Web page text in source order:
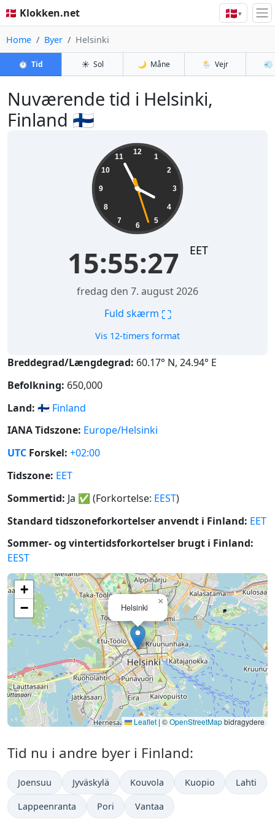
🇩🇰 Klokken.net 🇩🇰▾
Home Byer Helsinki
⏱️ Tid ☀️ Sol 🌙 Måne 🌦️ Vejr 💨
Nuværende tid i Helsinki,
Finland 🇫🇮
12
1
2
3
4
5
6
7
8
9
10
11
15:55:27 EET
fredag den 7. august 2026
Fuld skærm ⛶
Vis 12-timers format
Breddegrad/Længdegrad: 60.17° N, 24.94° E
Befolkning: 650,000
Land: 🇫🇮 Finland
IANA Tidszone: Europe/Helsinki
UTC Forskel: +02:00
Tidszone: EET
Sommertid: Ja ✅ (Forkortelse: EEST)
Standard tidszoneforkortelser anvendt i Finland: EET
Sommer- og vintertidsforkortelser brugt i Finland:
EEST
Helsinki
×
+
−
Leaflet | ©OpenStreetMapbidragydere
Tid nu i andre byer i Finland:
Joensuu Jyväskylä Kouvola Kuopio Lahti
Lappeenranta Pori Vantaa